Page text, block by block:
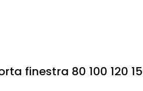
finestra 80 100 120